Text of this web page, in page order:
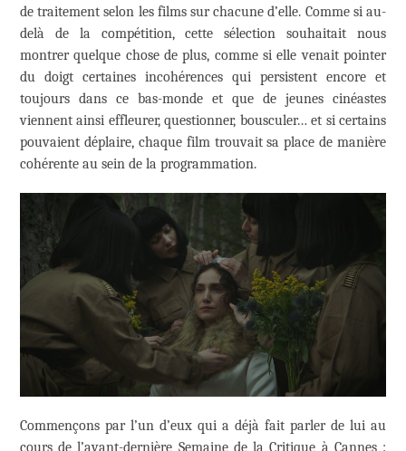
de traitement selon les films sur chacune d’elle. Comme si au-
delà de la compétition, cette sélection souhaitait nous
montrer quelque chose de plus, comme si elle venait pointer
du doigt certaines incohérences qui persistent encore et
toujours dans ce bas-monde et que de jeunes cinéastes
viennent ainsi effleurer, questionner, bousculer… et si certains
pouvaient déplaire, chaque film trouvait sa place de manière
cohérente au sein de la programmation.
Commençons par l’un d’eux qui a déjà fait parler de lui au
cours de l’avant-dernière Semaine de la Critique à Cannes :